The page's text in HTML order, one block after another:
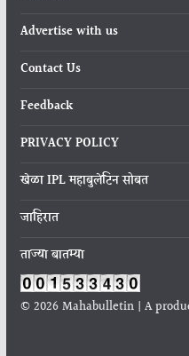
Advertise with us
Contact Us
Feedback
PRIVACY POLICY
खेळा IPL महाबुलेटिन सोबत
जाहिरात
ताज्या बातम्या
© 2026 Mahabulletin | A